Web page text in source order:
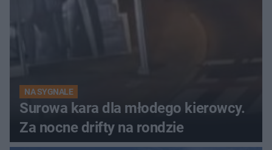
NA SYGNALE
Surowa kara dla młodego kierowcy.
Za nocne drifty na rondzie